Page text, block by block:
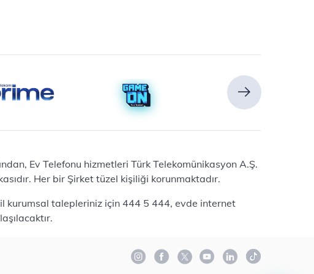
Ev Telefonu hizmetleri Türk Telekomünikasyon A.Ş.
Her bir Şirket tüzel kişiliği korunmaktadır.
kurumsal talepleriniz için 444 5 444, evde internet